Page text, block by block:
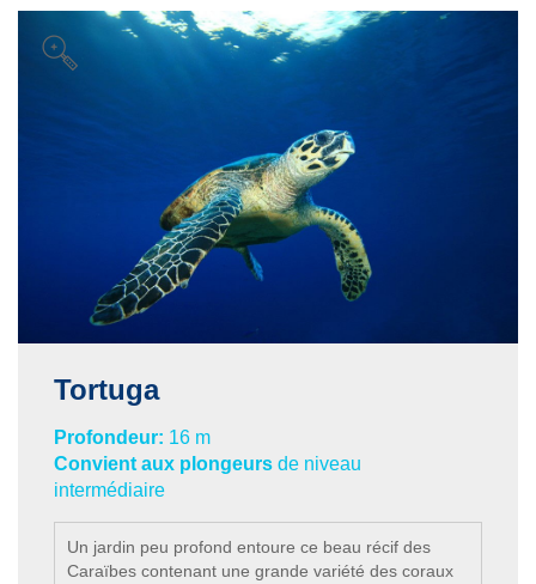
Tortuga
Profondeur: 16 m
Convient aux plongeurs de niveau
intermédiaire
Un jardin peu profond entoure ce beau récif des
Caraïbes contenant une grande variété des coraux